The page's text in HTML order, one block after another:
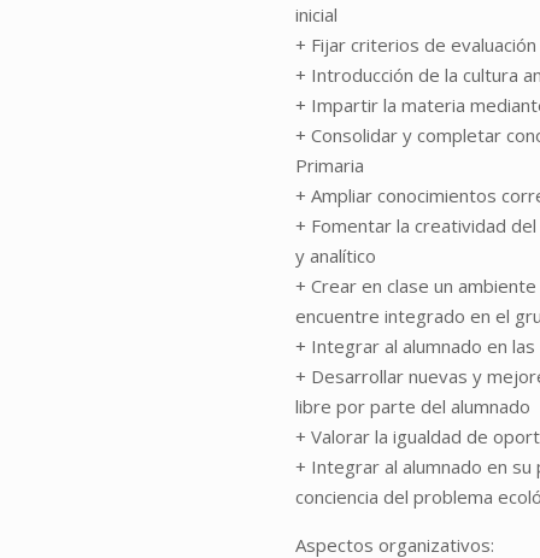
inicial
+ Fijar criterios de
+ Introducción de la cultura
+ Impartir la materia
+ Consolidar y completar
Primaria
+ Ampliar conocimientos
+ Fomentar la creatividad
y analítico
+ Crear en clase un
encuentre integrado en el
+ Integrar al alumnado en
+ Desarrollar nuevas y
libre por parte del alumnado
+ Valorar la igualdad de
+ Integrar al alumnado en
conciencia del problema
Aspectos organizativos: